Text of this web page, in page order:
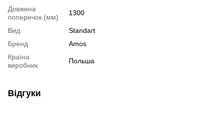
Довжина
поперечок (мм)
1300
Вид
Standart
Бренд
Amos
Країна
виробник
Польша
Відгуки